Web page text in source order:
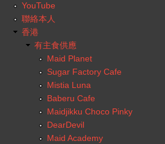
YouTube
聯絡本人
香港
有主食供應
Maid Planet
Sugar Factory Cafe
Mistia Luna
Baberu Cafe
Maidjikku Choco Pinky
DearDevil
Maid Academy